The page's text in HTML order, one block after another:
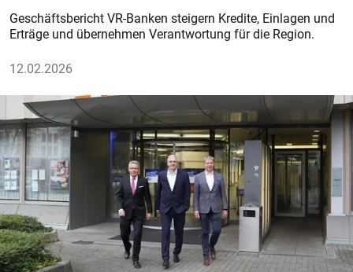
Geschäftsbericht VR-Banken steigern Kredite, Einlagen und
Erträge und übernehmen Verantwortung für die Region.
12.02.2026